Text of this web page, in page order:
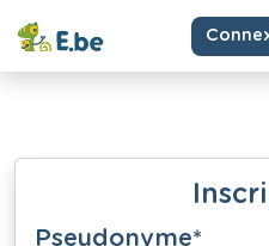
Pseudonyme*